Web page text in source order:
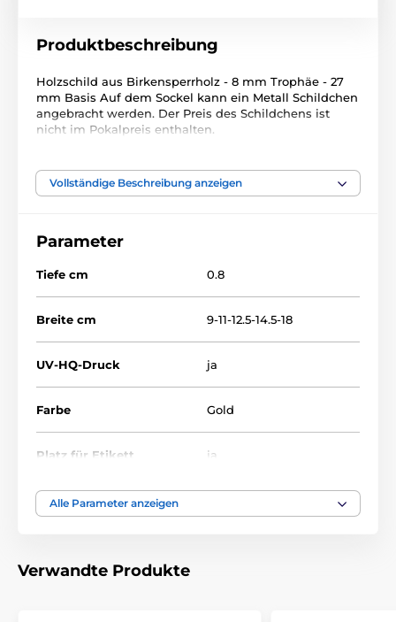
Produktbeschreibung
Holzschild aus Birkensperrholz - 8 mm Trophäe - 27
mm Basis Auf dem Sockel kann ein Metall Schildchen
angebracht werden. Der Preis des Schildchens ist
nicht im Pokalpreis enthalten.
Das Produkt ist in Kategorien eingeteilt
RWR001
Vollständige Beschreibung anzeigen
Parameter
Tiefe cm 0.8
Breite cm 9-11-12.5-14.5-18
UV-HQ-Druck ja
Farbe Gold
Platz für Etikett ja
Höhe cm
Alle Parameter anzeigen
Verwandte Produkte